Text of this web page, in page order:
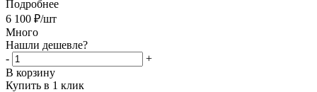
Подробнее
6 100 ₽/шт
Много
Нашли дешевле?
-
+
В корзину
Купить в 1 клик